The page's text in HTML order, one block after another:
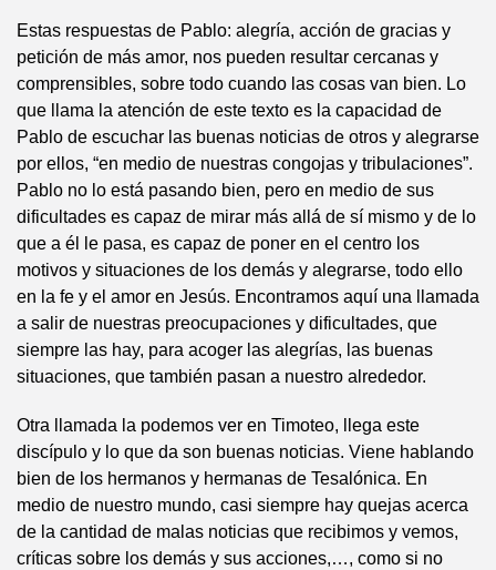
Estas respuestas de Pablo: alegría, acción de gracias y
petición de más amor, nos pueden resultar cercanas y
comprensibles, sobre todo cuando las cosas van bien. Lo
que llama la atención de este texto es la capacidad de
Pablo de escuchar las buenas noticias de otros y alegrarse
por ellos, “en medio de nuestras congojas y tribulaciones”.
Pablo no lo está pasando bien, pero en medio de sus
dificultades es capaz de mirar más allá de sí mismo y de lo
que a él le pasa, es capaz de poner en el centro los
motivos y situaciones de los demás y alegrarse, todo ello
en la fe y el amor en Jesús. Encontramos aquí una llamada
a salir de nuestras preocupaciones y dificultades, que
siempre las hay, para acoger las alegrías, las buenas
situaciones, que también pasan a nuestro alrededor.
Otra llamada la podemos ver en Timoteo, llega este
discípulo y lo que da son buenas noticias. Viene hablando
bien de los hermanos y hermanas de Tesalónica. En
medio de nuestro mundo, casi siempre hay quejas acerca
de la cantidad de malas noticias que recibimos y vemos,
críticas sobre los demás y sus acciones,…, como si no